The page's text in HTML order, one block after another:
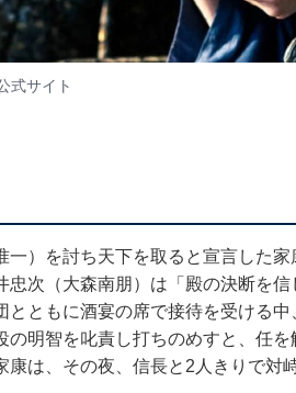
式サイト
一）を討ち天下を取ると宣言した
忠次（大森南朋）は「殿の決断を
とともに酒宴の席で接待を受ける
の明智を叱責し打ちのめすと、任
は、その夜、信長と2人きりで対